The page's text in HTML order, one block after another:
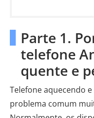
Parte 1.
telefone
quente e
Telefone aquecendo
problema comum